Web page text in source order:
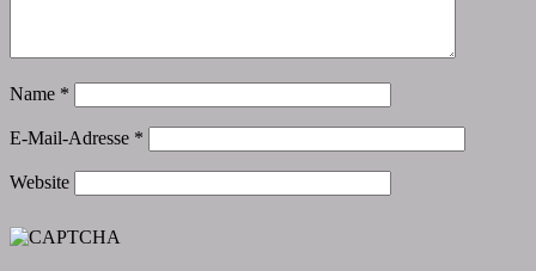
Name *
E-Mail-Adresse *
Website